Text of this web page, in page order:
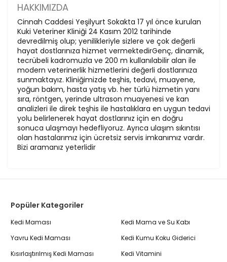
HAKKIMIZDA
Cinnah Caddesi Yeşilyurt Sokakta 17 yıl önce kurulan
Kuki Veteriner Kliniği 24 Kasım 2012 tarihinde
devredilmiş olup; yenilikleriyle sizlere ve çok değerli
hayat dostlarınıza hizmet vermektedirGenç, dinamik,
tecrübeli kadromuzla ve 200 m kullanılabilir alan ile
modern veterinerlik hizmetlerini değerli dostlarınıza
sunmaktayız. Kliniğimizde teşhis, tedavi, muayene,
yoğun bakım, hasta yatış vb. her türlü hizmetin yanı
sıra, röntgen, yerinde ultrason muayenesi ve kan
analizleri ile direk teşhis ile hastalıklara en uygun tedavi
yolu belirlenerek hayat dostlarınız için en doğru
sonuca ulaşmayı hedefliyoruz. Ayrıca ulaşım sıkıntısı
olan hastalarımız için ücretsiz servis imkanımız vardır.
Bizi aramanız yeterlidir
Popüler Kategoriler
Kedi Maması
Yavru Kedi Maması
Kısırlaştırılmış Kedi Maması
Kedi Mama ve Su Kabı
Kedi Kumu Koku Giderici
Kedi Vitamini